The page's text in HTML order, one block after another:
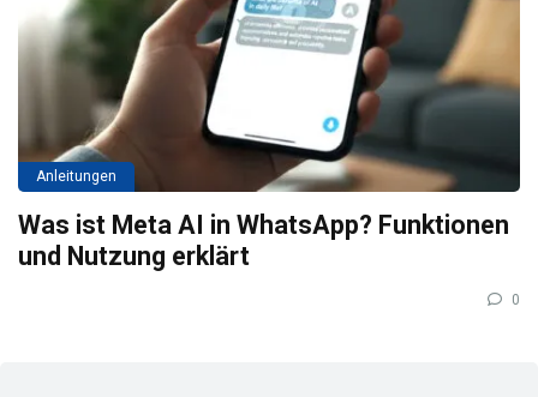
Anleitungen
Was ist Meta AI in WhatsApp? Funktionen
und Nutzung erklärt
0